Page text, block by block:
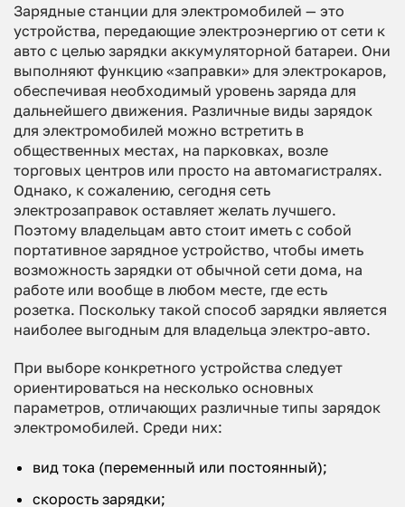
Зарядные станции для электромобилей — это
устройства, передающие электроэнергию от сети к
авто с целью зарядки аккумуляторной батареи. Они
выполняют функцию «заправки» для электрокаров,
обеспечивая необходимый уровень заряда для
дальнейшего движения. Различные виды зарядок
для электромобилей можно встретить в
общественных местах, на парковках, возле
торговых центров или просто на автомагистралях.
Однако, к сожалению, сегодня сеть
электрозаправок оставляет желать лучшего.
Поэтому владельцам авто стоит иметь с собой
портативное зарядное устройство, чтобы иметь
возможность зарядки от обычной сети дома, на
работе или вообще в любом месте, где есть
розетка. Поскольку такой способ зарядки является
наиболее выгодным для владельца электро-авто.
При выборе конкретного устройства следует
ориентироваться на несколько основных
параметров, отличающих различные типы зарядок
электромобилей. Среди них:
вид тока (переменный или постоянный);
скорость зарядки;